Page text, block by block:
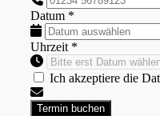
Datum *
Uhrzeit *
Ich akzeptiere die